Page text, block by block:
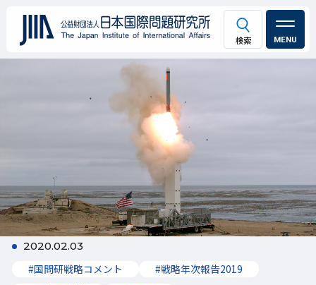
MENU
2020.02.03
#国問研戦略コメント
#戦略年次報告2019